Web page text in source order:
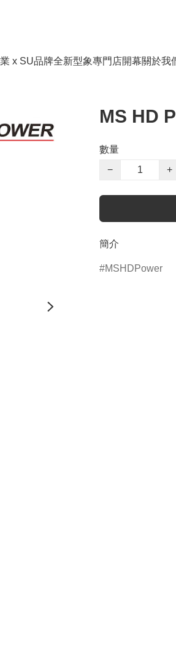
x SU品牌全新型象專門店開幕關於我
MS HD
數量
−
+
簡介
MSHDPower